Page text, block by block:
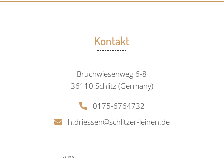
Kontakt
Bruchwiesenweg 6-8
36110 Schlitz (Germany)
0175-6764732
h.driessen@schlitzer-leinen.de